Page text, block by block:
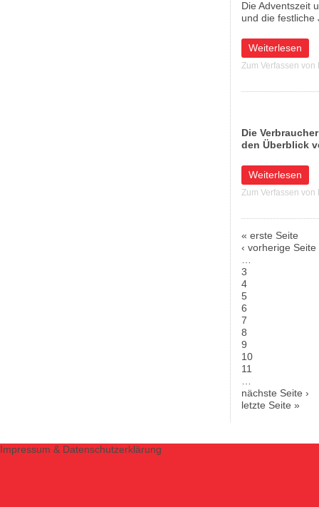
Die Adventszeit
und die festliche
Weiterlesen
über
Zum Verfassen
Die
den Überblick
Weiterlesen
über
Zum Verfassen
« erste Seite
‹ vorherige Seite
3
4
5
6
7
8
9
10
11
nächste Seite ›
letzte Seite »
Impressum & Datenschutzerklärung